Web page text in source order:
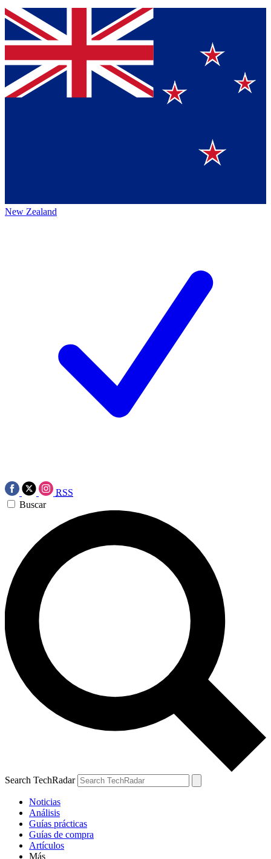
New Zealand
RSS
Buscar
Search TechRadar
Noticias
Análisis
Guías prácticas
Guías de compra
Artículos
Más